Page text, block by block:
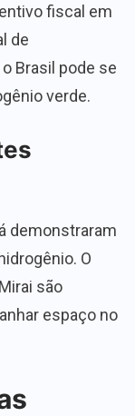
fiscal em
de
Brasil pode se
verde.
demonstraram
O
são
espaço no